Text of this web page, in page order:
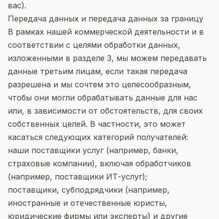
вас).
Передача данных и передача данных за границу
В рамках нашей коммерческой деятельности и в
соответствии с целями обработки данных,
изложенными в разделе 3, мы можем передавать
данные третьим лицам, если такая передача
разрешена и мы сочтем это целесообразным,
чтобы они могли обрабатывать данные для нас
или, в зависимости от обстоятельств, для своих
собственных целей. В частности, это может
касаться следующих категорий получателей:
наши поставщики услуг (например, банки,
страховые компании), включая обработчиков
(например, поставщики ИТ-услуг);
поставщики, субподрядчики (например,
иностранные и отечественные юристы,
юридические фирмы или эксперты) и другие